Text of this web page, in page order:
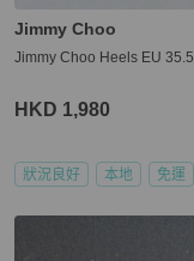
Jimmy Choo
Jimmy Choo Heels EU 35.5
HKD 1,980
狀況良好 本地 免運